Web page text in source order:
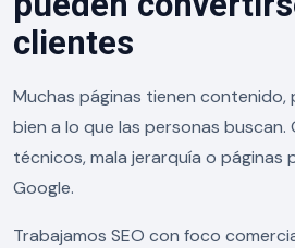
clientes
Muchas páginas tienen contenido,
bien a lo que las personas
técnicos, mala jerarquía o páginas
Google.
Trabajamos SEO con foco